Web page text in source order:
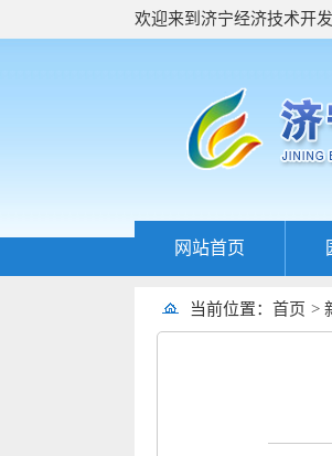
欢迎来到济宁经济技术开
网站首页
当前位置： 首页 >